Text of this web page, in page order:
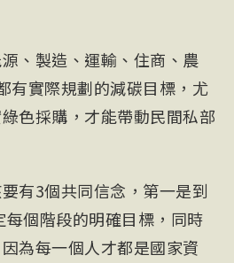
、製造、運輸、住商、農
有實際規劃的減碳目標，尤
色採購，才能帶動民間私部
有3個共同信念，第一是到
個階段的明確目標，同時
為每一個人才都是國家資